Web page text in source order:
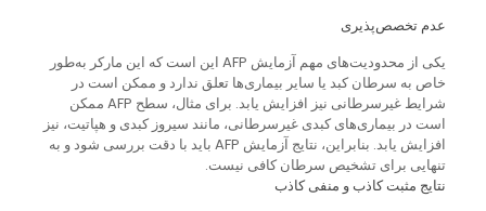
عدم تخصص‌پذیری
یکی از محدودیت‌های مهم آزمایش AFP این است که این مارکر به‌طور
خاص به سرطان کبد یا سایر بیماری‌ها تعلق ندارد و ممکن است در
شرایط غیرسرطانی نیز افزایش یابد. برای مثال، سطح AFP ممکن
است در بیماری‌های کبدی غیرسرطانی، مانند سیروز کبدی و هپاتیت، نیز
افزایش یابد. بنابراین، نتایج آزمایش AFP باید با دقت بررسی شود و به
تنهایی برای تشخیص سرطان کافی نیست.
نتایج مثبت کاذب و منفی کاذب